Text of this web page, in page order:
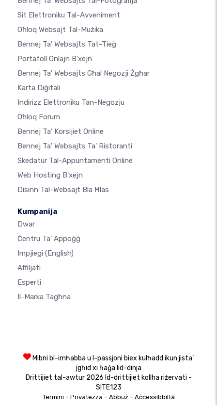
Sit Elettroniku Tal-Avveniment
Oħloq Websajt Tal-Mużika
Bennej Ta' Websajts Tat-Tieġ
Portafoll Onlajn B'xejn
Bennej Ta' Websajts Għal Negozji Żgħar
Karta Diġitali
Indirizz Elettroniku Tan-Negozju
Oħloq Forum
Bennej Ta' Korsijiet Online
Bennej Ta' Websajts Ta' Ristoranti
Skedatur Tal-Appuntamenti Online
Web Hosting B'xejn
Disinn Tal-Websajt Bla Ħlas
Kumpanija
Dwar
Ċentru Ta' Appoġġ
Impjiegi (English)
Affiljati
Esperti
Il-Marka Tagħna
Mibni bl-imħabba u l-passjoni biex kulħadd ikun jista’
jgħid xi ħaġa lid-dinja
Drittijiet tal-awtur 2026 Id-drittijiet kollha riżervati -
SITE123
Termini - Privatezza - Abbuż- Aċċessibbiltà